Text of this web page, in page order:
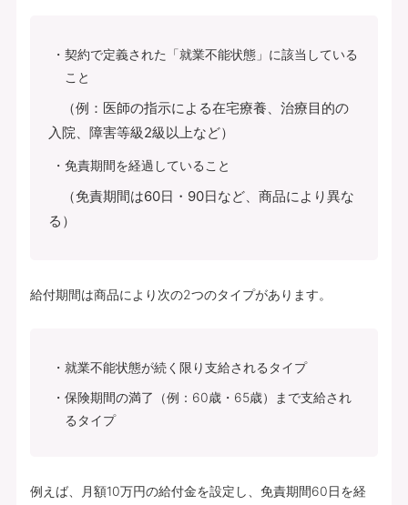
契約で定義された「就業不能状態」に該当している
こと
（例：医師の指示による在宅療養、治療目的の
入院、障害等級2級以上など）
免責期間を経過していること
（免責期間は60日・90日など、商品により異な
る）
給付期間は商品により次の2つのタイプがあります。
就業不能状態が続く限り支給されるタイプ
保険期間の満了（例：60歳・65歳）まで支給され
るタイプ
例えば、月額10万円の給付金を設定し、免責期間60日を経